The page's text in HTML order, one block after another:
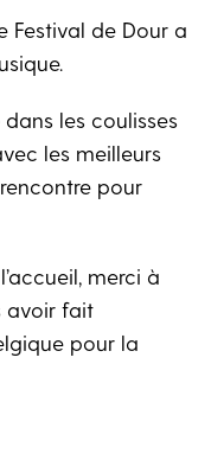
Festival de Dour a
les coulisses
les meilleurs
pour
merci à
avoir fait
pour la